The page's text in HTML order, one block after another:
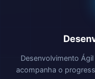
Desenvolvimento
acompanha o